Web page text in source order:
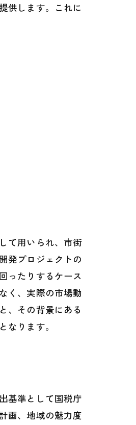
供します。これに
て用いられ、市街
発プロジェクトの
ったりするケース
く、実際の市場動
、その背景にある
ります。
基準として国税庁
画、地域の魅力度